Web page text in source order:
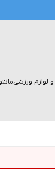
لوازم ورزشی